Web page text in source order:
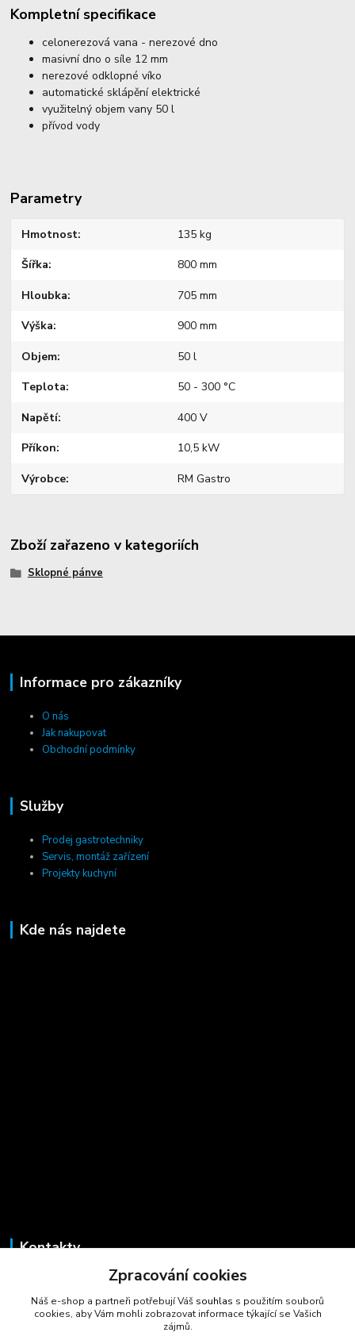
Kompletní specifikace
celonerezová vana - nerezové dno
masivní dno o síle 12 mm
nerezové odklopné víko
automatické sklápění elektrické
využitelný objem vany 50 l
přívod vody
Parametry
Hmotnost 135 kg
Šířka 800 mm
Hloubka 705 mm
Výška 900 mm
Objem 50 l
Teplota 50 - 300 °C
Napětí 400 V
Příkon 10,5 kW
Výrobce RM Gastro
Zboží zařazeno v kategoriích
Sklopné pánve
Informace pro zákazníky
O nás
Jak nakupovat
Obchodní podmínky
Služby
Prodej gastrotechniky
Servis, montáž zařízení
Projekty kuchyní
Kde nás najdete
Kontakty
+420 723 725 881
(Po-Pá, 8-16 hod.)
Zpracování cookies
Náš e-shop a partneři potřebují Váš souhlas s použitím souborů
cookies, aby Vám mohli zobrazovat informace týkající se Vašich
zájmů.